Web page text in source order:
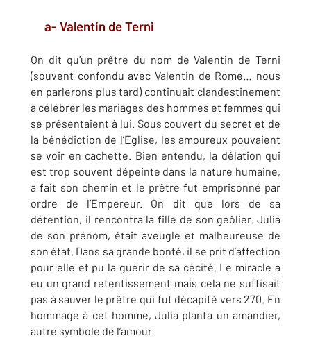
a- Valentin de Terni
On dit qu’un prêtre du nom de Valentin de Terni
(souvent confondu avec Valentin de Rome… nous
en parlerons plus tard) continuait clandestinement
à célébrer les mariages des hommes et femmes qui
se présentaient à lui. Sous couvert du secret et de
la bénédiction de l’Eglise, les amoureux pouvaient
se voir en cachette. Bien entendu, la délation qui
est trop souvent dépeinte dans la nature humaine,
a fait son chemin et le prêtre fut emprisonné par
ordre de l’Empereur. On dit que lors de sa
détention, il rencontra la fille de son geôlier. Julia
de son prénom, était aveugle et malheureuse de
son état. Dans sa grande bonté, il se prit d’affection
pour elle et pu la guérir de sa cécité. Le miracle a
eu un grand retentissement mais cela ne suffisait
pas à sauver le prêtre qui fut décapité vers 270. En
hommage à cet homme, Julia planta un amandier,
autre symbole de l’amour.